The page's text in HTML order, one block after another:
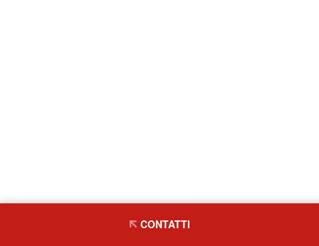
CONTATTI